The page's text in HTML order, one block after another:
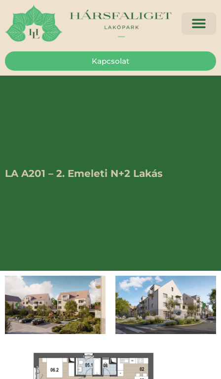
Kapcsolat
LA A201 – 2. Emeleti N+2 Lakás